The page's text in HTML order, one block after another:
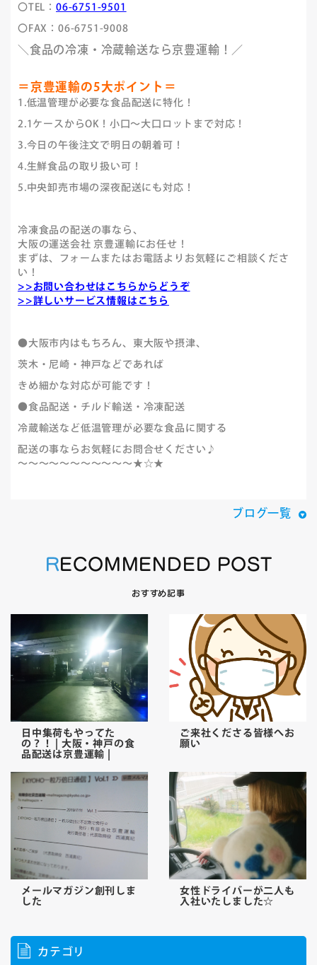
〇TEL：06-6751-9501
〇FAX：06-6751-9008
＼食品の冷凍・冷蔵輸送なら京豊運輸！／
＝京豊運輸の5大ポイント＝
1.低温管理が必要な食品配送に特化！
2.1ケースからOK！小口～大口ロットまで対応！
3.今日の午後注文で明日の朝着可！
4.生鮮食品の取り扱い可！
5.中央卸売市場の深夜配送にも対応！
冷凍食品の配送の事なら、
大阪の運送会社 京豊運輸にお任せ！
まずは、フォームまたはお電話よりお気軽にご相談くださ
い！
>>お問い合わせはこちらからどうぞ
>>詳しいサービス情報はこちら
●大阪市内はもちろん、東大阪や摂津、
茨木・尼崎・神戸などであれば
きめ細かな対応が可能です！
●食品配送・チルド輸送・冷凍配送
冷蔵輸送など低温管理が必要な食品に関する
配送の事ならお気軽にお問合せください♪
～～～～～～～～～～～★☆★
ブログ一覧
RECOMMENDED POST
おすすめ記事
日中集荷もやってた
の？！ | 大阪・神戸の食
品配送は京豊運輸 |
ご来社くださる皆様へお
願い
メールマガジン創刊しま
した
女性ドライバーが二人も
入社いたしました☆
カテゴリ